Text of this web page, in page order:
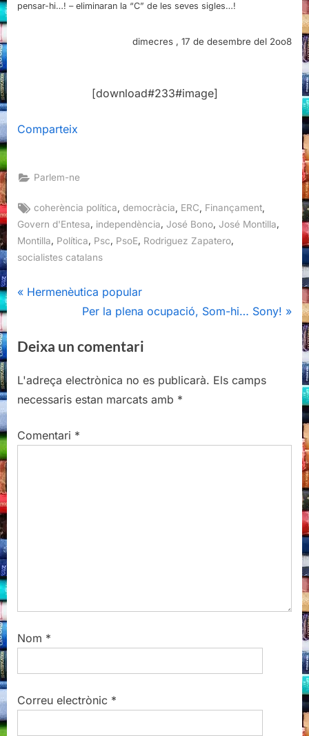
pensar-hi…! – eliminaran la “C” de les seves sigles…!
dimecres , 17 de desembre del 2oo8
[download#233#image]
Comparteix
Parlem-ne
Tags:
coherència política ,democràcia ERC Finançament
Govern d'Entesa, independència, José Bono, José Montilla,
Montilla
Política Psc PsoE Rodriguez Zapatero
socialistes catalans
Navegació
P
v
o
u
P
Hermenèutica popular
N
x
P
o
t
Per la plena ocupació, Som-hi… Sony!
Deixa un comentari
L'adreça electrònica no es publicarà. Els camps
necessaris estan marcats amb *
Comentari *
Nom *
Correu electrònic *